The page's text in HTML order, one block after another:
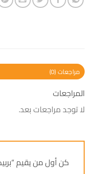
مراجعات (0)
المراجعات
لا توجد مراجعات بعد.
كن أول من يقيم